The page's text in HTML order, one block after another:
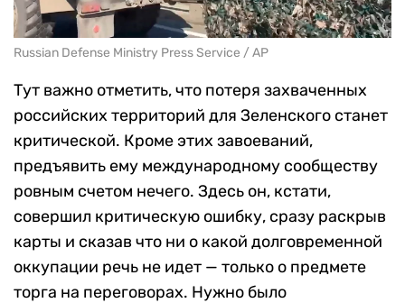
Russian Defense Ministry Press Service / AP
Тут важно отметить, что потеря захваченных
российских территорий для Зеленского станет
критической. Кроме этих завоеваний,
предъявить ему международному сообществу
ровным счетом нечего. Здесь он, кстати,
совершил критическую ошибку, сразу раскрыв
карты и сказав что ни о какой долговременной
оккупации речь не идет — только о предмете
торга на переговорах. Нужно было